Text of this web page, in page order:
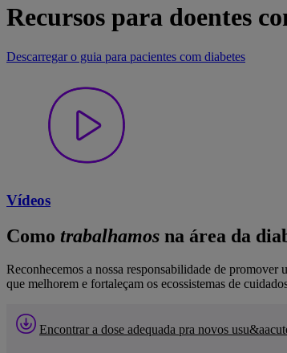
Recursos para doentes
Descarregar o guia para pacientes com diabetes
Vídeos
Como trabalhamos na área da
Reconhecemos a nossa responsabilidade de
que melhorem e fortaleçam os ecossistemas de
Encontrar a dose adequada pra novos